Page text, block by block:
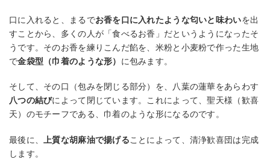
口に入れると、まるでお香を口に入れたような匂いと味わいを出
すことから、多くの人が「食べるお香」だというようになったそ
うです。そのお香を練りこんだ餡を、米粉と小麦粉で作った生地
で金袋型（巾着のような形） に包みます。
そして、その口（包みを閉じる部分）を、八葉の蓮華をあらわす
八つの結びによって閉じています。これによって、聖天様（歓喜
天）のモチーフである、巾着のような形になるのです。
最後に、 上質な胡麻油で揚げることによって、清浄歓喜団は完成
します。